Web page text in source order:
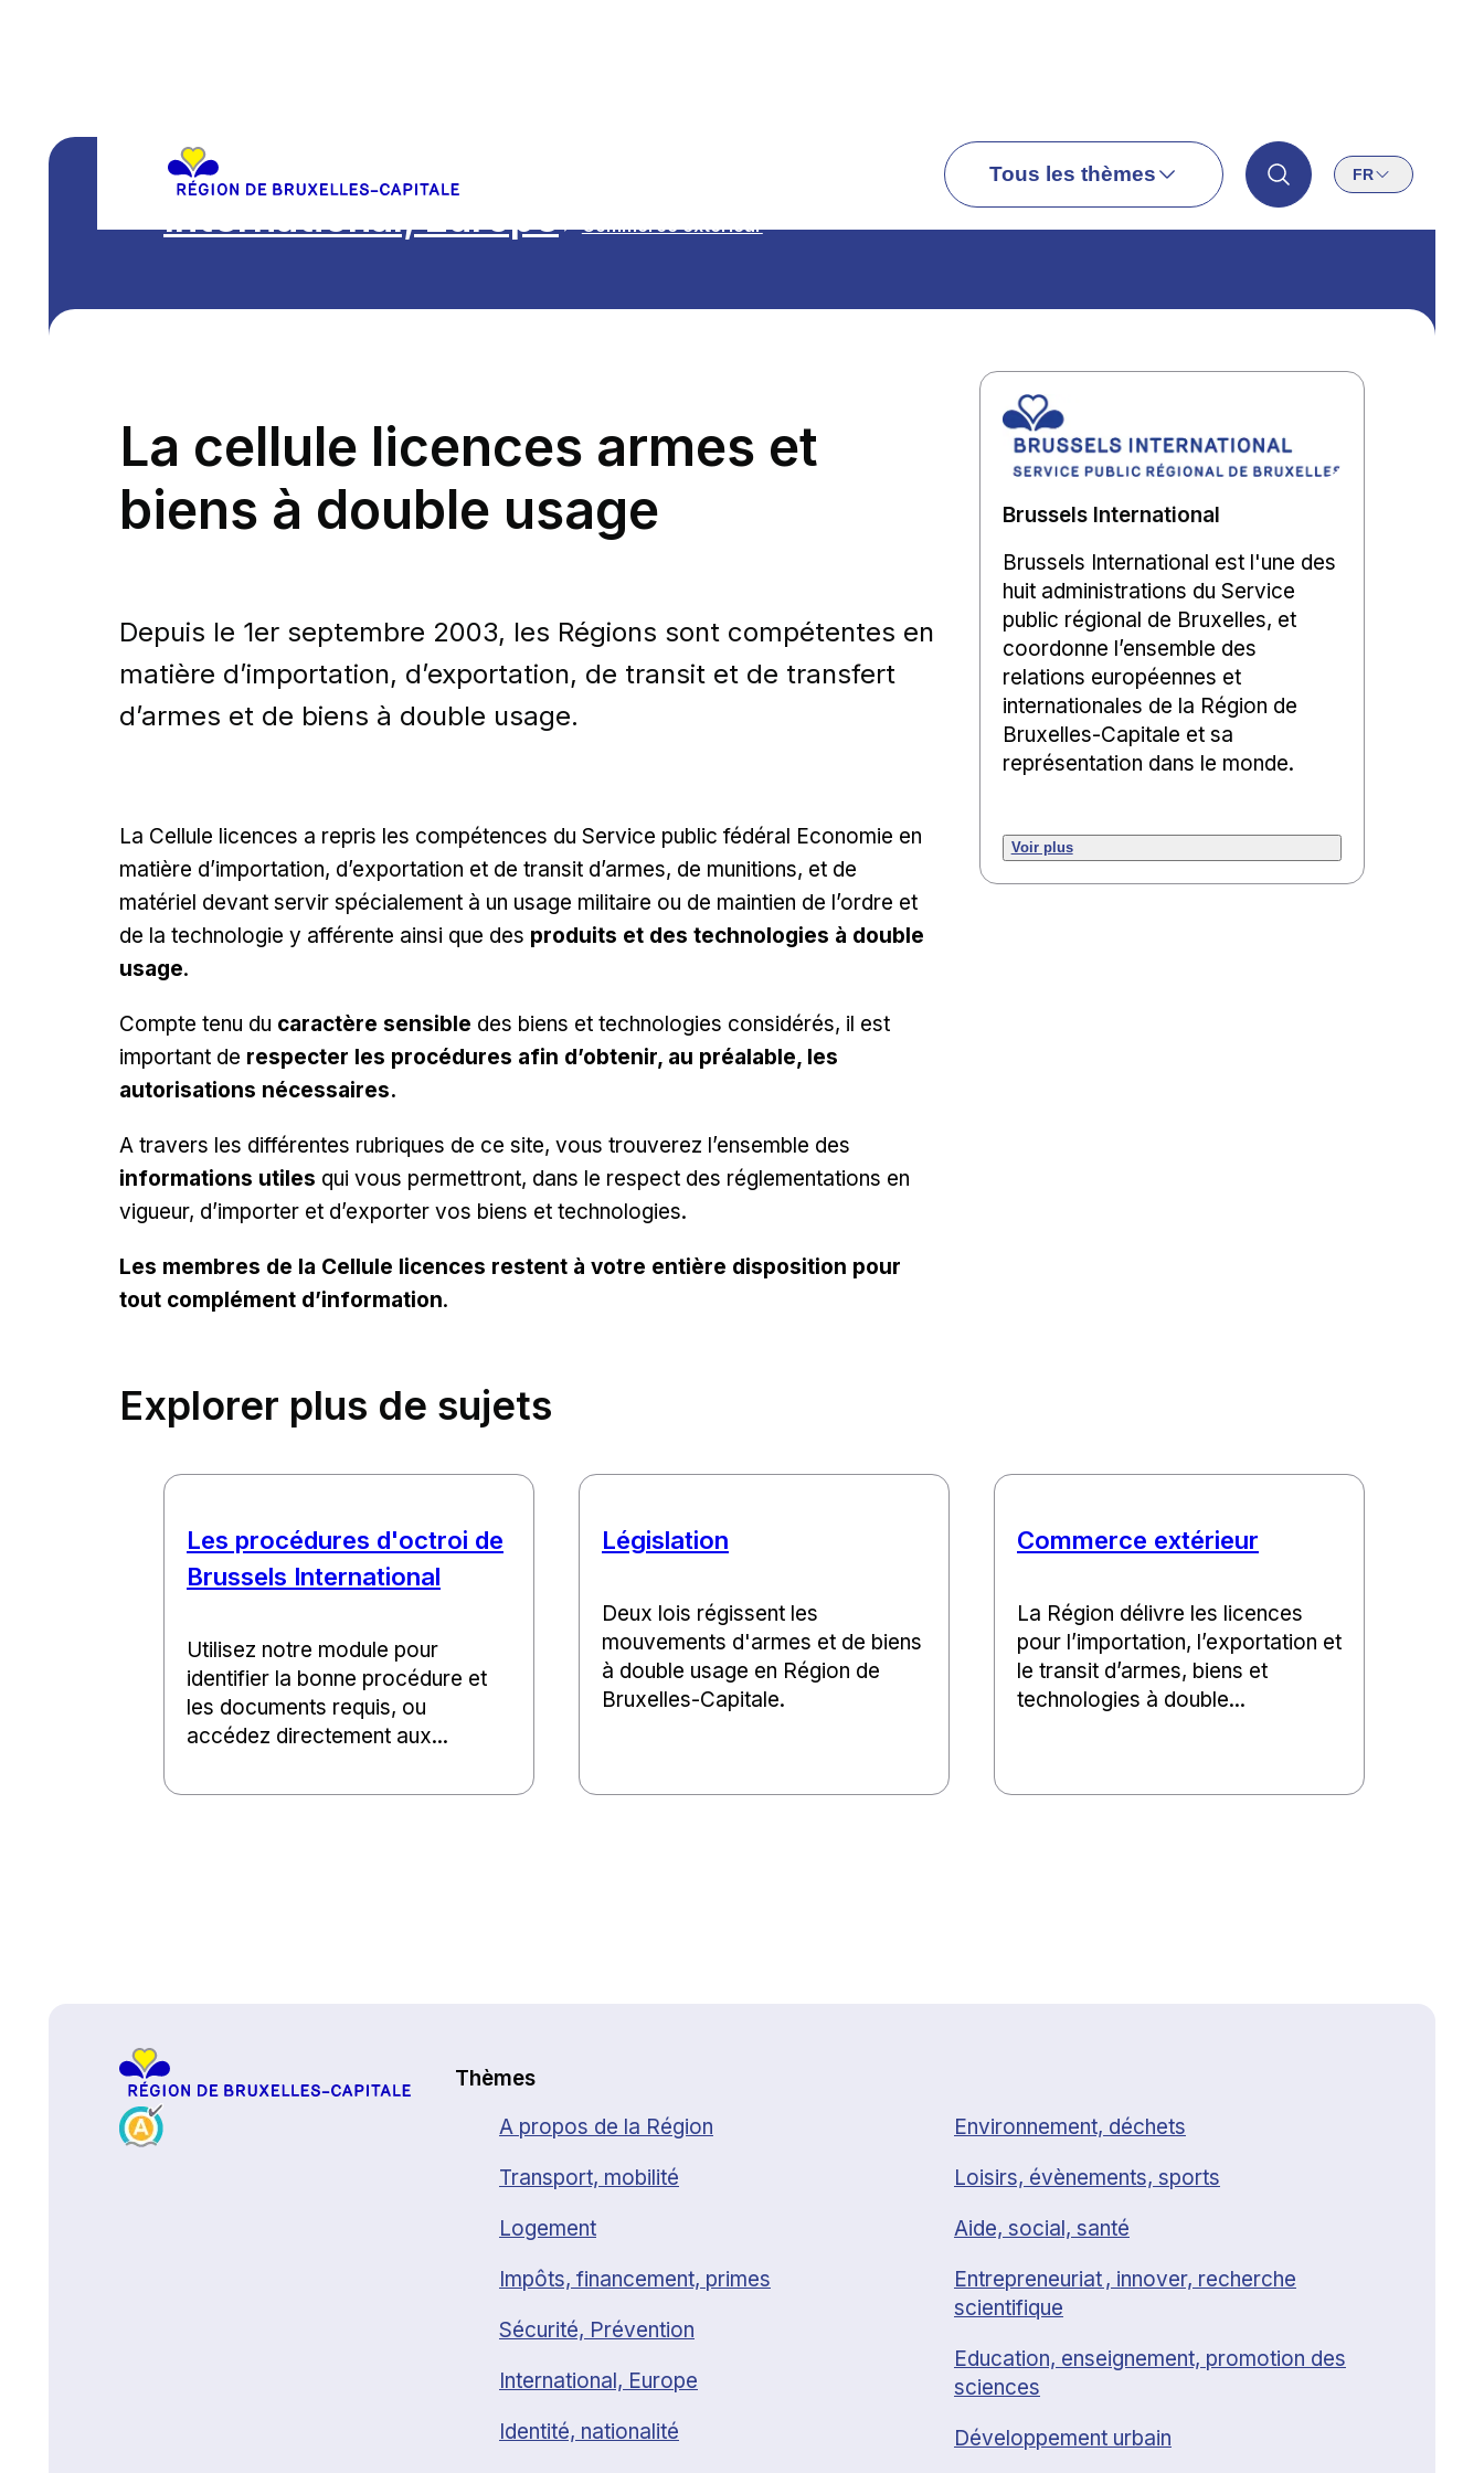
Tous les thèmes FR
International, Europe Commerce extérieur
La cellule licences armes et
biens à double usage
Depuis le 1er septembre 2003, les Régions sont compétentes en
matière d’importation, d’exportation, de transit et de transfert
d’armes et de biens à double usage.
La Cellule licences a repris les compétences du Service public fédéral Economie en
matière d’importation, d’exportation et de transit d’armes, de munitions, et de
matériel devant servir spécialement à un usage militaire ou de maintien de l’ordre et
de la technologie y afférente ainsi que des produits et des technologies à double
usage.
Compte tenu du caractère sensible des biens et technologies considérés, il est
important de respecter les procédures afin d’obtenir, au préalable, les
autorisations nécessaires.
A travers les différentes rubriques de ce site, vous trouverez l’ensemble des
informations utiles qui vous permettront, dans le respect des réglementations en
vigueur, d’importer et d’exporter vos biens et technologies.
Les membres de la Cellule licences restent à votre entière disposition pour
tout complément d’information.
Brussels International
Brussels International est l'une des
huit administrations du Service
public régional de Bruxelles, et
coordonne l’ensemble des
relations européennes et
internationales de la Région de
Bruxelles-Capitale et sa
représentation dans le monde.
Voir plus
Explorer plus de sujets
Les procédures d'octroi de
Brussels International
Utilisez notre module pour
identifier la bonne procédure et
les documents requis, ou
accédez directement aux...
Législation
Deux lois régissent les
mouvements d'armes et de biens
à double usage en Région de
Bruxelles-Capitale.
Commerce extérieur
La Région délivre les licences
pour l’importation, l’exportation et
le transit d’armes, biens et
technologies à double...
Thèmes
A propos de la Région
Transport, mobilité
Logement
Impôts, financement, primes
Sécurité, Prévention
International, Europe
Identité, nationalité
Environnement, déchets
Loisirs, évènements, sports
Aide, social, santé
Entrepreneuriat , innover, recherche
scientifique
Education, enseignement, promotion des
sciences
Développement urbain